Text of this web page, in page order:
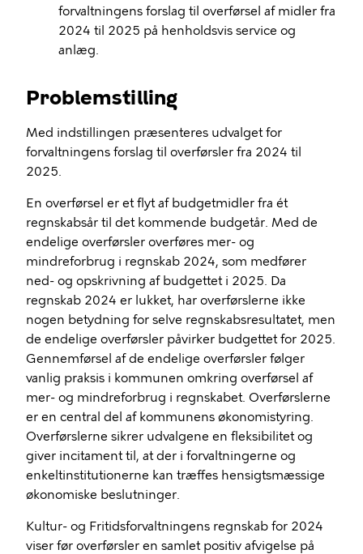
forvaltningens forslag til overførsel af midler fra
2024 til 2025 på henholdsvis service og
anlæg.
Problemstilling
Med indstillingen præsenteres udvalget for
forvaltningens forslag til overførsler fra 2024 til
2025.
En overførsel er et flyt af budgetmidler fra ét
regnskabsår til det kommende budgetår. Med de
endelige overførsler overføres mer- og
mindreforbrug i regnskab 2024, som medfører
ned- og opskrivning af budgettet i 2025. Da
regnskab 2024 er lukket, har overførslerne ikke
nogen betydning for selve regnskabsresultatet, men
de endelige overførsler påvirker budgettet for 2025.
Gennemførsel af de endelige overførsler følger
vanlig praksis i kommunen omkring overførsel af
mer- og mindreforbrug i regnskabet. Overførslerne
er en central del af kommunens økonomistyring.
Overførslerne sikrer udvalgene en fleksibilitet og
giver incitament til, at der i forvaltningerne og
enkeltinstitutionerne kan træffes hensigtsmæssige
økonomiske beslutninger.
Kultur- og Fritidsforvaltningens regnskab for 2024
viser før overførsler en samlet positiv afvigelse på